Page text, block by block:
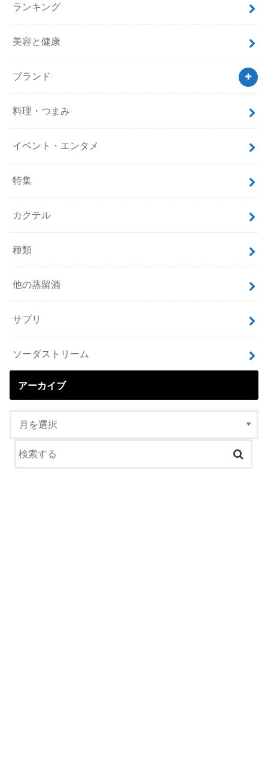
ランキング
美容と健康
ブランド
料理・つまみ
イベント・エンタメ
特集
カクテル
種類
他の蒸留酒
サプリ
ソーダストリーム
アーカイブ